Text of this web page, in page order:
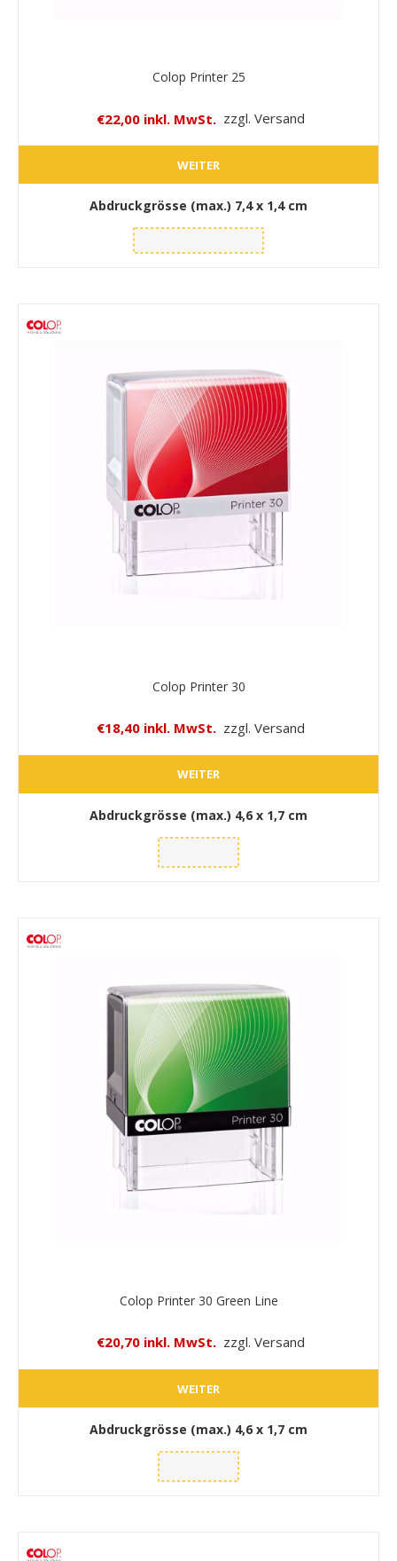
Colop Printer 25
€22,00 inkl. MwSt. zzgl. Versand
WEITER
Abdruckgrösse (max.) 7,4 x 1,4 cm
Colop Printer 30
€18,40 inkl. MwSt. zzgl. Versand
WEITER
Abdruckgrösse (max.) 4,6 x 1,7 cm
Colop Printer 30 Green Line
€20,70 inkl. MwSt. zzgl. Versand
WEITER
Abdruckgrösse (max.) 4,6 x 1,7 cm